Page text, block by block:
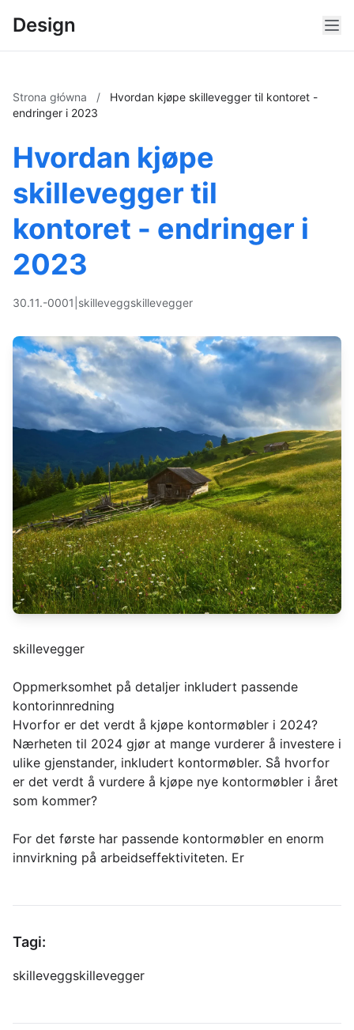
Design
Strona główna /
Hvordan kjøpe skillevegger til kontoret -
endringer i 2023
Hvordan kjøpe
skillevegger til
kontoret - endringer i
2023
30.11.-0001 skilleveggskillevegger
skillevegger
Oppmerksomhet på detaljer inkludert passende
kontorinnredning
Hvorfor er det verdt å kjøpe kontormøbler i 2024?
Nærheten til 2024 gjør at mange vurderer å investere i
ulike gjenstander, inkludert kontormøbler. Så hvorfor
er det verdt å vurdere å kjøpe nye kontormøbler i året
som kommer?
For det første har passende kontormøbler en enorm
innvirkning på arbeidseffektiviteten. Er
Tagi:
skilleveggskillevegger